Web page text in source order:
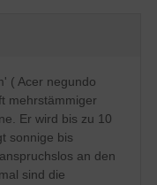
lang, dunkelgrün,
gerandet, sehr
( Acer negundo
mehrstämmiger
Er wird bis zu 10
sonnige bis
an den
sind die